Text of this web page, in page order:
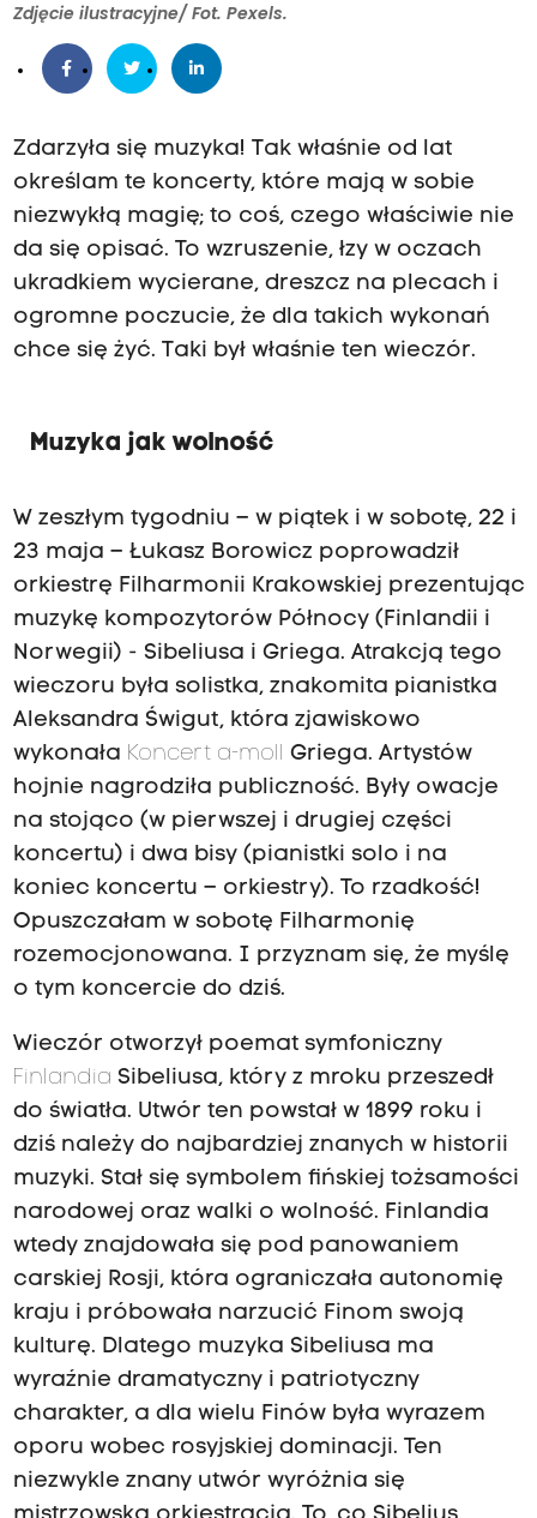
Zdjęcie ilustracyjne/ Fot. Pexels.
Zdarzyła się muzyka! Tak właśnie od lat
określam te koncerty, które mają w sobie
niezwykłą magię; to coś, czego właściwie nie
da się opisać. To wzruszenie, łzy w oczach
ukradkiem wycierane, dreszcz na plecach i
ogromne poczucie, że dla takich wykonań
chce się żyć. Taki był właśnie ten wieczór.
Muzyka jak wolność
W zeszłym tygodniu – w piątek i w sobotę, 22 i
23 maja – Łukasz Borowicz poprowadził
orkiestrę Filharmonii Krakowskiej prezentując
muzykę kompozytorów Północy (Finlandii i
Norwegii) - Sibeliusa i Griega. Atrakcją tego
wieczoru była solistka, znakomita pianistka
Aleksandra Świgut, która zjawiskowo
wykonała Koncert a-moll Griega. Artystów
hojnie nagrodziła publiczność. Były owacje
na stojąco (w pierwszej i drugiej części
koncertu) i dwa bisy (pianistki solo i na
koniec koncertu – orkiestry). To rzadkość!
Opuszczałam w sobotę Filharmonię
rozemocjonowana. I przyznam się, że myślę
o tym koncercie do dziś.
Wieczór otworzył poemat symfoniczny
Finlandia Sibeliusa, który z mroku przeszedł
do światła. Utwór ten powstał w 1899 roku i
dziś należy do najbardziej znanych w historii
muzyki. Stał się symbolem fińskiej tożsamości
narodowej oraz walki o wolność. Finlandia
wtedy znajdowała się pod panowaniem
carskiej Rosji, która ograniczała autonomię
kraju i próbowała narzucić Finom swoją
kulturę. Dlatego muzyka Sibeliusa ma
wyraźnie dramatyczny i patriotyczny
charakter, a dla wielu Finów była wyrazem
oporu wobec rosyjskiej dominacji. Ten
niezwykle znany utwór wyróżnia się